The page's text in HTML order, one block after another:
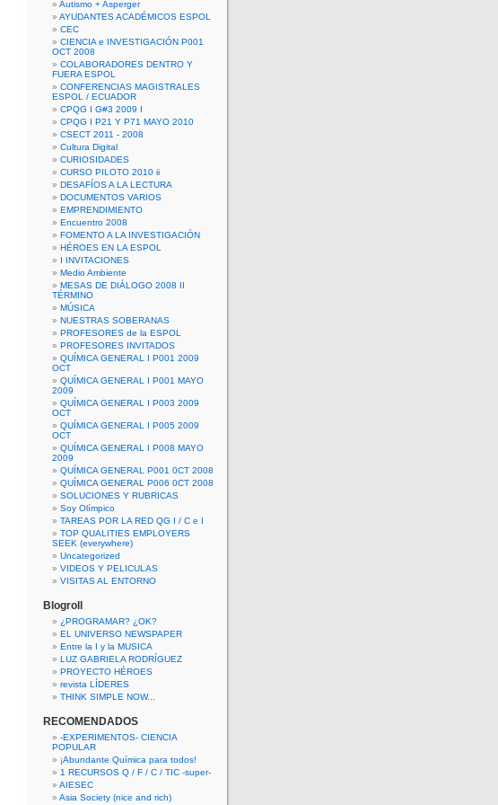
Autismo + Asperger
AYUDANTES ACADÉMICOS ESPOL
CEC
CIENCIA e INVESTIGACIÓN P001
OCT 2008
COLABORADORES DENTRO Y
FUERA ESPOL
CONFERENCIAS MAGISTRALES
ESPOL / ECUADOR
CPQG I G#3 2009 I
CPQG I P21 Y P71 MAYO 2010
CSECT 2011 - 2008
Cultura Digital
CURIOSIDADES
CURSO PILOTO 2010 ii
DESAFÍOS A LA LECTURA
DOCUMENTOS VARIOS
EMPRENDIMIENTO
Encuentro 2008
FOMENTO A LA INVESTIGACIÓN
HÉROES EN LA ESPOL
I INVITACIONES
Medio Ambiente
MESAS DE DIÁLOGO 2008 II
TÉRMINO
MÚSICA
NUESTRAS SOBERANAS
PROFESORES de la ESPOL
PROFESORES INVITADOS
QUÍMICA GENERAL I P001 2009
OCT
QUÍMICA GENERAL I P001 MAYO
2009
QUÍMICA GENERAL I P003 2009
OCT
QUÍMICA GENERAL I P005 2009
OCT
QUÍMICA GENERAL I P008 MAYO
2009
QUÍMICA GENERAL P001 0CT 2008
QUÍMICA GENERAL P006 0CT 2008
SOLUCIONES Y RUBRICAS
Soy Olímpico
TAREAS POR LA RED QG I / C e I
TOP QUALITIES EMPLOYERS
SEEK (everywhere)
Uncategorized
VIDEOS Y PELICULAS
VISITAS AL ENTORNO
Blogroll
¿PROGRAMAR? ¿OK?
EL UNIVERSO NEWSPAPER
Entre la I y la MUSICA
LUZ GABRIELA RODRÍGUEZ
PROYECTO HÉROES
revista LÍDERES
THINK SIMPLE NOW...
RECOMENDADOS
-EXPERIMENTOS- CIENCIA
POPULAR
¡Abundante Química para todos!
1 RECURSOS Q / F / C / TIC -super-
AIESEC
Asia Society (nice and rich)